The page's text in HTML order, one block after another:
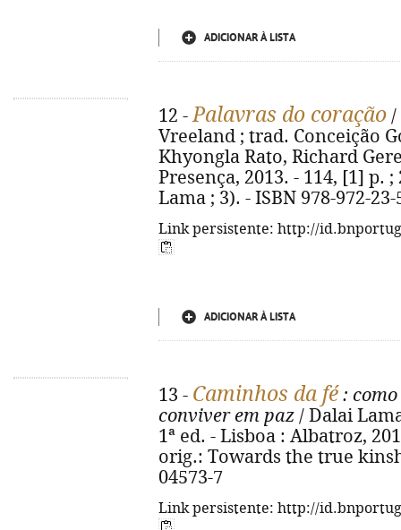
ADICIONAR À LISTA
12 -Palavras do coração /
Vreeland ; trad. Conceição
Khyongla Rato, Richard
Presença, 2013. - 114, [1] p.
Lama ; 3). - ISBN 978-972-23-
Link persistente: http://
ADICIONAR À LISTA
13 - Caminhos da fé :
conviver em paz / Dalai
1ª ed. - Lisboa : Albatroz,
orig.: Towards the true
04573-7
Link persistente: http://